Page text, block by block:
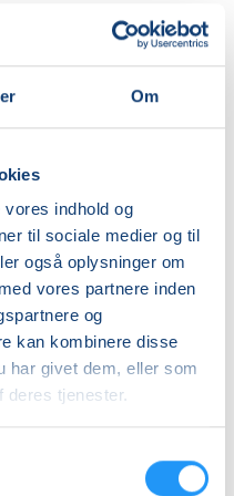
Om
indhold og
til sociale medier og til
også oplysninger om
vores partnere inden
og
kan kombinere disse
har givet dem, eller som
deres tjenester.
og nysgerrighed.
alder og udvikling,
forudsætninger.
lege og
og udvikle sig i sit eget
og sjove
med hjem og skabe
og positiv atmosfære
med andre
syng, dans og bevæg
er sjovt, udviklende